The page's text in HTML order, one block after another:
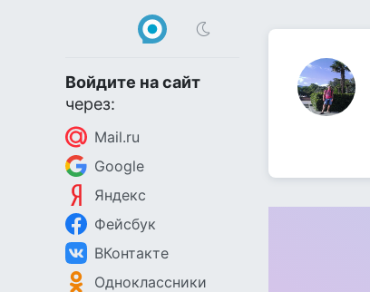
Войдите на сайт
через:
Mail.ru
Google
Яндекс
Фейсбук
ВКонтакте
Одноклассники